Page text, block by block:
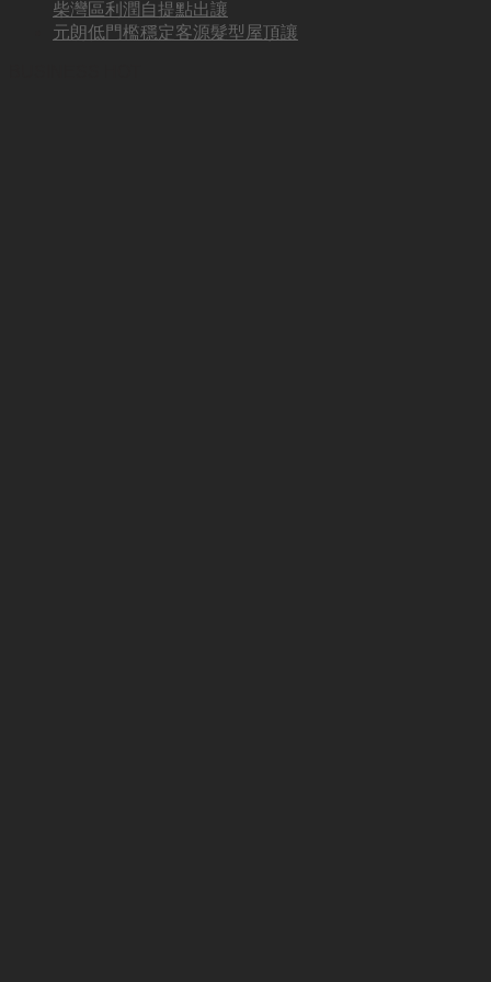
柴灣區利潤自提點出讓
元朗低門檻穩定客源髮型屋頂讓